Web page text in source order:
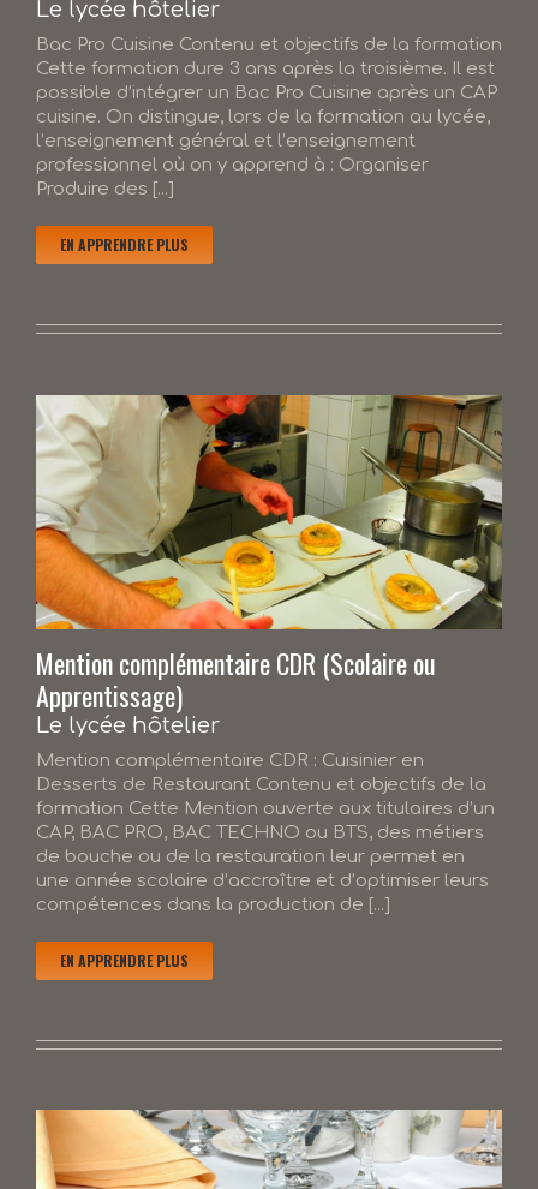
Le lycée hôtelier
Bac Pro Cuisine Contenu et objectifs de la formation
Cette formation dure 3 ans après la troisième. Il est
possible d’intégrer un Bac Pro Cuisine après un CAP
cuisine. On distingue, lors de la formation au lycée,
l’enseignement général et l’enseignement
professionnel où on y apprend à : Organiser
Produire des [...]
EN APPRENDRE PLUS
Mention complémentaire CDR (Scolaire ou
Apprentissage)
Le lycée hôtelier
Mention complémentaire CDR : Cuisinier en
Desserts de Restaurant Contenu et objectifs de la
formation Cette Mention ouverte aux titulaires d’un
CAP, BAC PRO, BAC TECHNO ou BTS, des métiers
de bouche ou de la restauration leur permet en
une année scolaire d’accroître et d’optimiser leurs
compétences dans la production de [...]
EN APPRENDRE PLUS